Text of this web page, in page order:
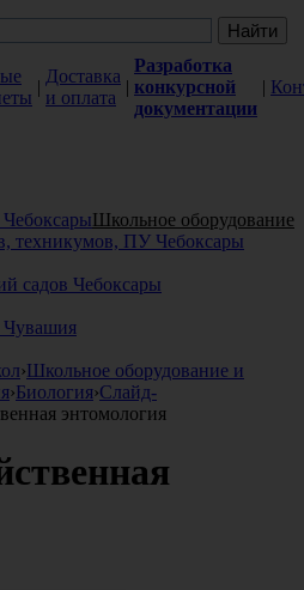
|
Доставка
и оплата
|
Разработка
конкурсной
документации
|
Школьное оборудование
›Школьное оборудование и
›Биология›Слайд-
энтомология